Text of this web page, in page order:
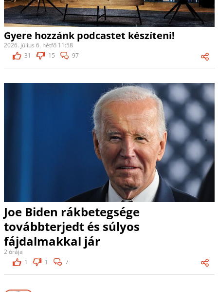
Gyere hozzánk podcastet készíteni!
2026. július 6. hétfő 11:58
31
15 97
Joe Biden rákbetegsége
továbbterjedt és súlyos
fájdalmakkal jár
2 órája
1
1 7